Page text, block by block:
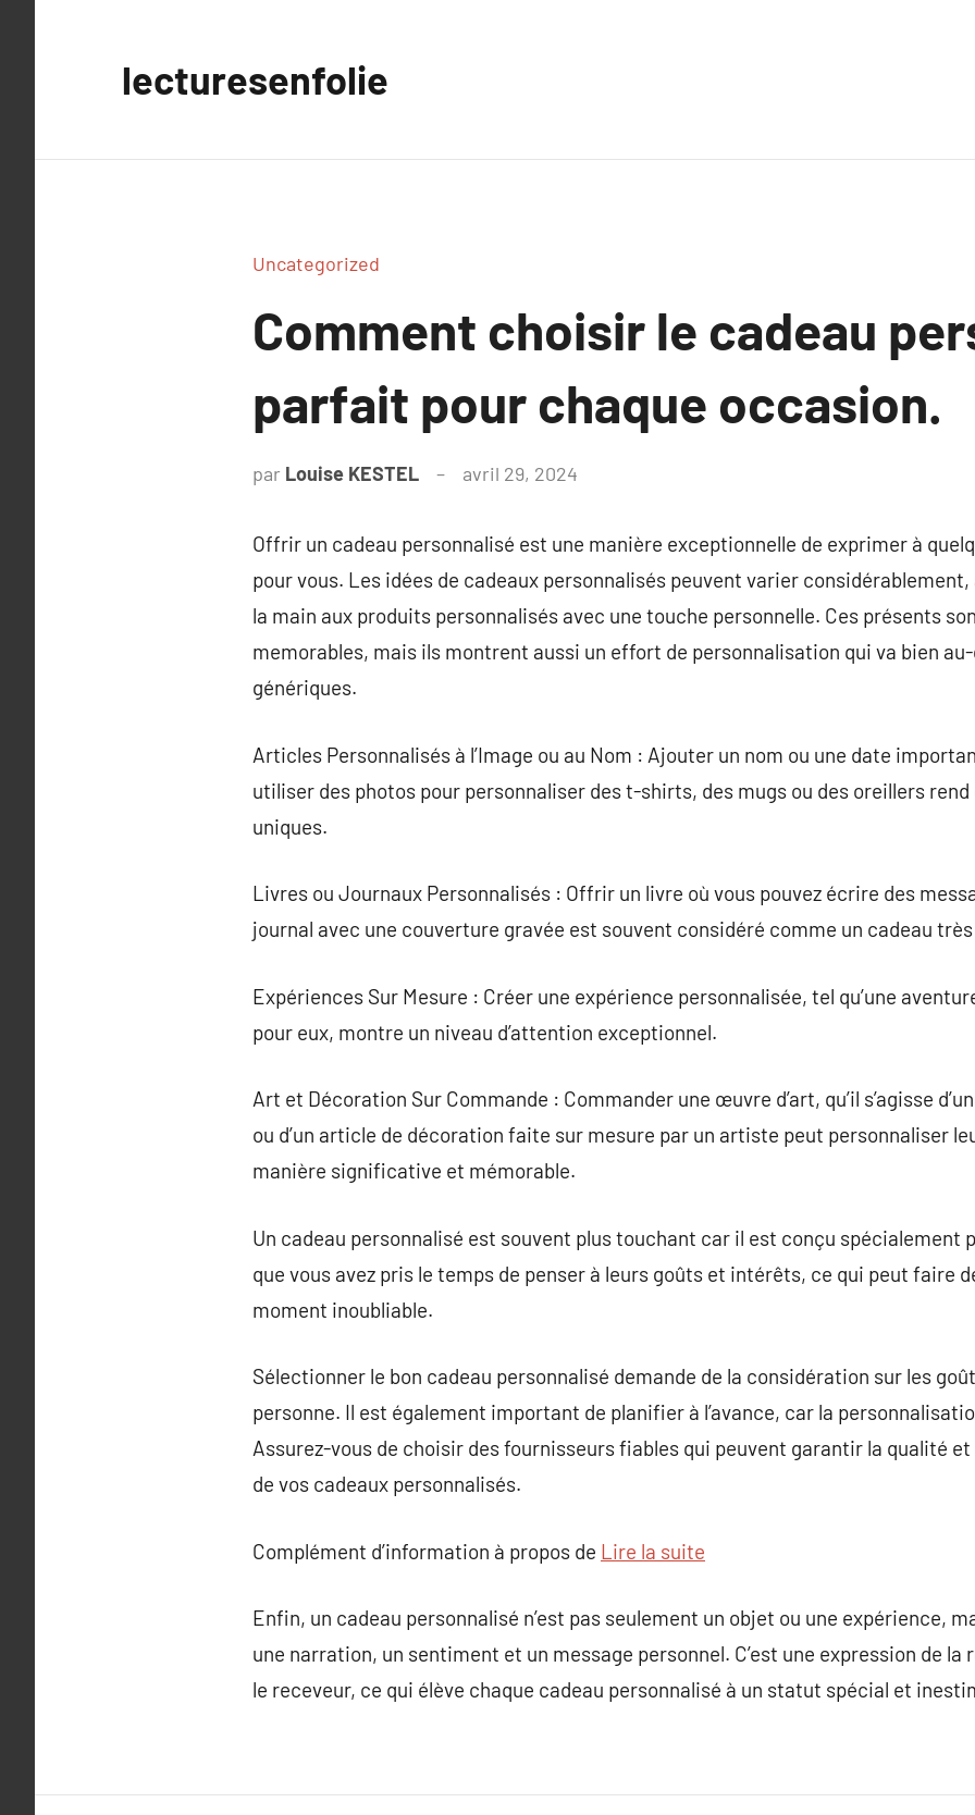
lecturesenfolie
Uncategorized
Comment choisir le cadeau
parfait pour chaque occasion.
par Louise KESTEL avril 29, 2024
Offrir un cadeau personnalisé est une manière exceptionnelle de exprimer à
pour vous. Les idées de cadeaux personnalisés peuvent varier
la main aux produits personnalisés avec une touche personnelle. Ces présents
memorables, mais ils montrent aussi un effort de personnalisation qui va bien
génériques.
Articles Personnalisés à l’Image ou au Nom : Ajouter un nom ou une date
utiliser des photos pour personnaliser des t-shirts, des mugs ou des oreillers
uniques.
Livres ou Journaux Personnalisés : Offrir un livre où vous pouvez écrire des
journal avec une couverture gravée est souvent considéré comme un cadeau
Expériences Sur Mesure : Créer une expérience personnalisée, tel qu’une
pour eux, montre un niveau d’attention exceptionnel.
Art et Décoration Sur Commande : Commander une œuvre d’art, qu’il s’agisse
ou d’un article de décoration faite sur mesure par un artiste peut personnaliser
manière significative et mémorable.
Un cadeau personnalisé est souvent plus touchant car il est conçu spécialement
que vous avez pris le temps de penser à leurs goûts et intérêts, ce qui peut faire
moment inoubliable.
Sélectionner le bon cadeau personnalisé demande de la considération sur les
personne. Il est également important de planifier à l’avance, car la
Assurez-vous de choisir des fournisseurs fiables qui peuvent garantir la qualité
de vos cadeaux personnalisés.
Complément d’information à propos de Lire la suite
Enfin, un cadeau personnalisé n’est pas seulement un objet ou une expérience,
une narration, un sentiment et un message personnel. C’est une expression de
le receveur, ce qui élève chaque cadeau personnalisé à un statut spécial et